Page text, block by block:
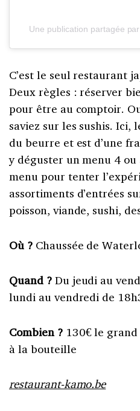
Une publication partagée
C’est le seul restaurant
Deux règles : réserver
pour être au comptoir.
saviez sur les sushis. Ici,
du beurre et est d’une
y déguster un menu 4
menu pour tenter
assortiments d’entrées
poisson, viande, sushi,
Où ?Chaussée de
Quand ?Du jeudi au
lundi au vendredi de
Combien ?130€ le grand
à la bouteille
restaurant-kamo.be